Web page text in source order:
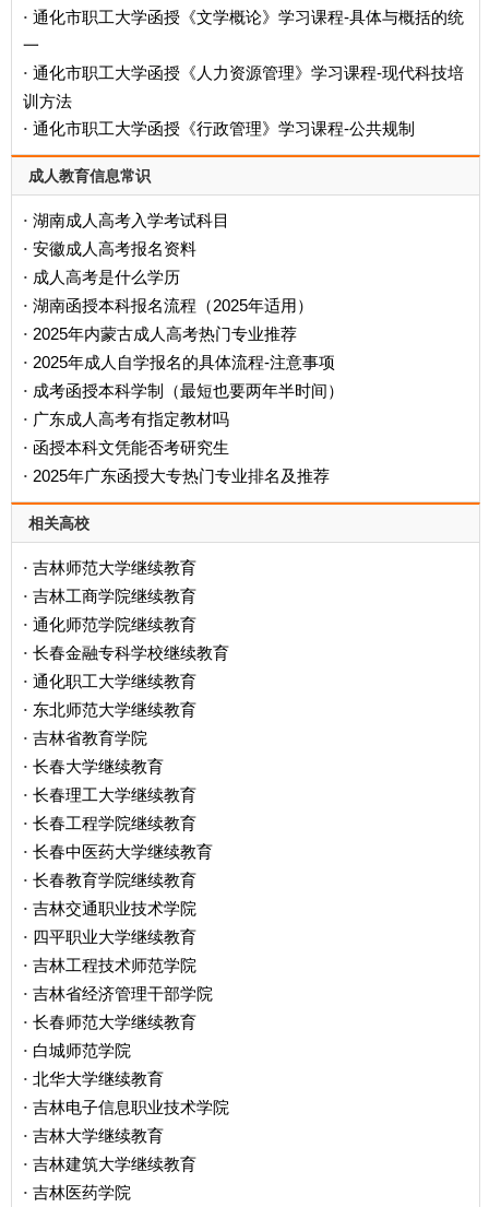
· 通化市职工大学函授《文学概论》学习课程-具体与概括的统
一
· 通化市职工大学函授《人力资源管理》学习课程-现代科技培
训方法
· 通化市职工大学函授《行政管理》学习课程-公共规制
成人教育信息常识
· 湖南成人高考入学考试科目
· 安徽成人高考报名资料
· 成人高考是什么学历
· ‌湖南函授本科报名流程（2025年适用）‌
· 2025年内蒙古成人高考热门专业推荐
· 2025年成人自学报名的具体流程-注意事项
· 成考函授本科学制（最短也要两年半时间）
· 广东成人高考有指定教材吗
· 函授本科文凭能否考研究生
· 2025年广东函授大专热门专业排名及推荐
相关高校
· 吉林师范大学继续教育
· 吉林工商学院继续教育
· 通化师范学院继续教育
· 长春金融专科学校继续教育
· 通化职工大学继续教育
· 东北师范大学继续教育
· 吉林省教育学院
· 长春大学继续教育
· 长春理工大学继续教育
· 长春工程学院继续教育
· 长春中医药大学继续教育
· 长春教育学院继续教育
· 吉林交通职业技术学院
· 四平职业大学继续教育
· 吉林工程技术师范学院
· 吉林省经济管理干部学院
· 长春师范大学继续教育
· 白城师范学院
· 北华大学继续教育
· 吉林电子信息职业技术学院
· 吉林大学继续教育
· 吉林建筑大学继续教育
· 吉林医药学院